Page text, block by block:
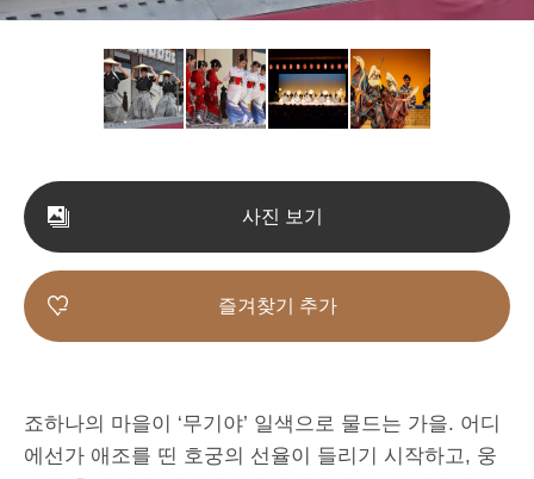
사진 보기
즐겨찾기 추가
죠하나의 마을이 ‘무기야’ 일색으로 물드는 가을. 어디
에선가 애조를 띤 호궁의 선율이 들리기 시작하고, 웅